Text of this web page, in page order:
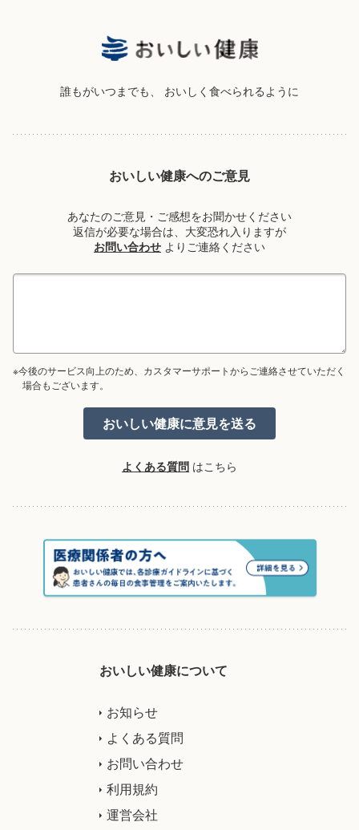
誰もがいつまでも、 おいしく食べられるように
おいしい健康へのご意見
あなたのご意見・ご感想をお聞かせください
返信が必要な場合は、大変恐れ入りますが
お問い合わせ よりご連絡ください
※今後のサービス向上のため、カスタマーサポートからご連絡させていただく
場合もございます。
よくある質問 はこちら
おいしい健康について
お知らせ
よくある質問
お問い合わせ
利用規約
運営会社